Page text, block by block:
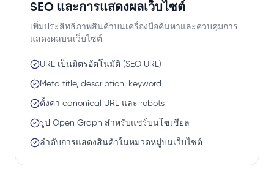
SEO และการแสดงผลเว็บไซต์
เพิ่มประสิทธิภาพสินค้าบนเครื่องมือค้นหาและควบคุมการ
แสดงผลบนเว็บไซต์
URL เป็นมิตรอัตโนมัติ (SEO URL)
Meta title, description, keyword
ตั้งค่า canonical URL และ robots
รูป Open Graph สำหรับแชร์บนโซเชียล
ลำดับการแสดงสินค้าในหมวดหมู่บนเว็บไซต์